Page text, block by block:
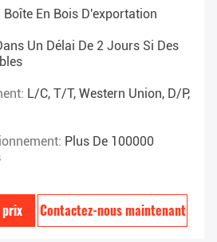
Boîte En Bois D'exportation
Un Délai De 2 Jours Si Des
L/C, T/T, Western Union, D/P,
Plus De 100000
Contactez-nous maintenant